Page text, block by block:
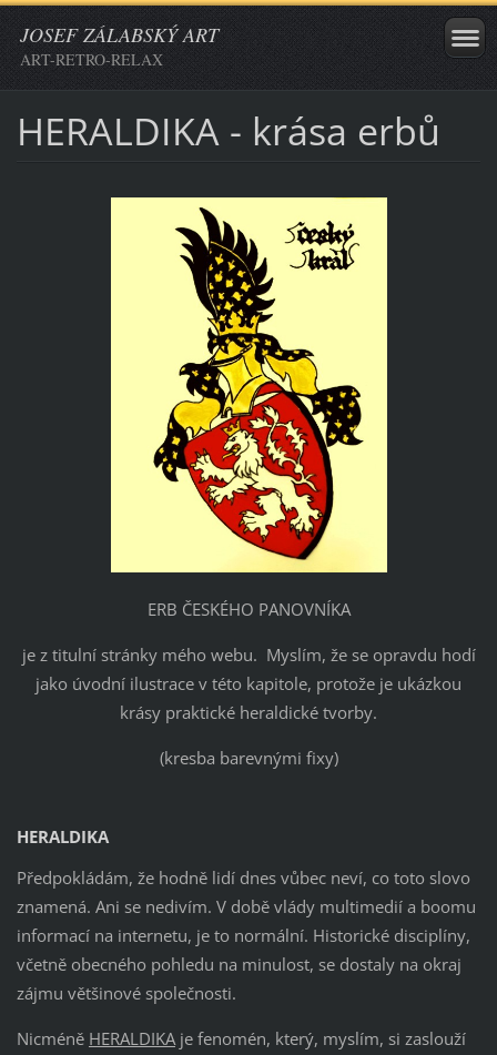
JOSEF ZÁLABSKÝ ART
ART-RETRO-RELAX
HERALDIKA - krása erbů
ERB ČESKÉHO PANOVNÍKA
je z titulní stránky mého webu. Myslím, že se opravdu hodí
jako úvodní ilustrace v této kapitole, protože je ukázkou
krásy praktické heraldické tvorby.
(kresba barevnými fixy)
HERALDIKA
Předpokládám, že hodně lidí dnes vůbec neví, co toto slovo
znamená. Ani se nedivím. V době vlády multimedií a boomu
informací na internetu, je to normální. Historické disciplíny,
včetně obecného pohledu na minulost, se dostaly na okraj
zájmu většinové společnosti.
Nicméně HERALDIKAje fenomén, který, myslím, si zaslouží